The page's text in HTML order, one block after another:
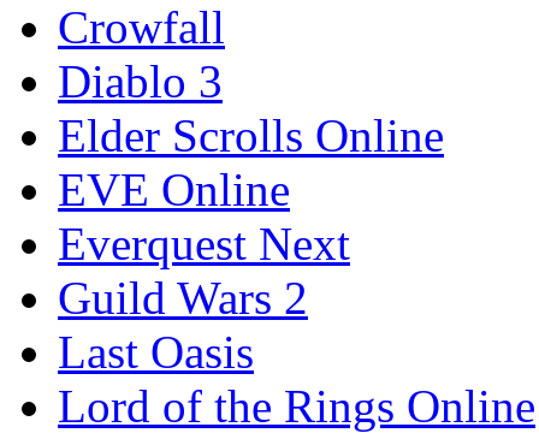
Crowfall
Diablo 3
Elder Scrolls Online
EVE Online
Everquest Next
Guild Wars 2
Last Oasis
Lord of the Rings Online